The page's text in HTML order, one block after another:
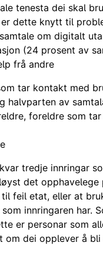
tenesta dei skal
dette knytt til
om digitalt
(24 prosent av
frå andre
tar kontakt med
halvparten av
foreldre som
tredje innringar
det opphavelege
feil etat, eller at
innringaren har.
er personar som
om dei opplever å